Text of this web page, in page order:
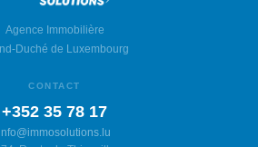
Agence Immobilière
Duché de Luxembourg
CONTACT
+352 35 78 17